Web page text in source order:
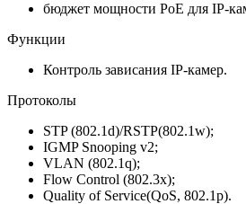
бюджет мощности PoE для IP-
Функции
Контроль зависания IP-камер.
Протоколы
STP (802.1d)/RSTP(802.1w);
IGMP Snooping v2;
VLAN (802.1q);
Flow Control (802.3x);
Quality of Service(QoS, 802.1p).